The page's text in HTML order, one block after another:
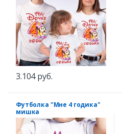
3.104 руб.
Футболка "Мне 4 годика"
мишка